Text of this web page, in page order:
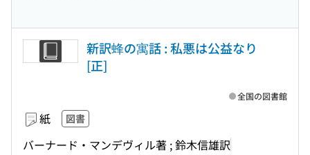
新訳蜂の寓話 : 私悪は公益なり
[正]
紙 図書
バーナード・マンデヴィル著 ; 鈴木信雄訳
全国の図書館